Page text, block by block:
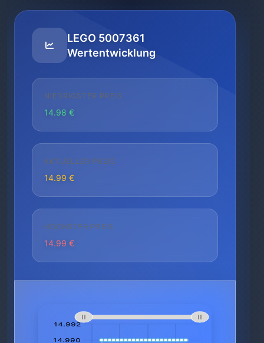
LEGO 5007361
Wertentwicklung
NIEDRIGSTER PREIS
14.98 €
AKTUELLER PREIS
14.99 €
HÖCHSTER PREIS
14.99 €